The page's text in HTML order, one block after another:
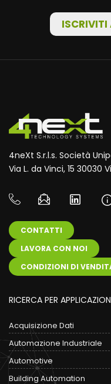
ISCRIVITI
4neXt S.r.l.s. Società
Via L. da Vinci, 15 30030
CONTATTI
LAVORA CON NOI
CONDIZIONI DI
RICERCA PER
Acquisizione Dati
Automazione Industriale
Automotive
Building Automation